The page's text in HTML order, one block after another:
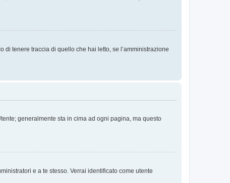
di tenere traccia di quello che hai letto, se l’amministrazione
generalmente sta in cima ad ogni pagina, ma questo
e a te stesso. Verrai identificato come utente